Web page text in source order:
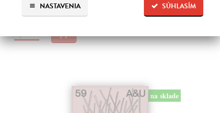
SÚHLASÍM
NASTAVENIA
Zasielame do 14 dní
na sklade